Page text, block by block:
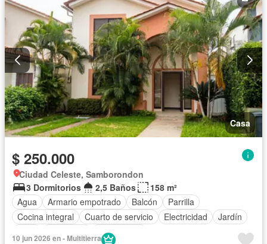
Casa
$ 250.000
Ciudad Celeste, Samborondon
3 Dormitorios
2,5 Baños
158 m²
Agua
Armario empotrado Balcón
Parrilla
Cocina integral
Cuarto de servicio Electricidad
Jardín
Sin amoblar
10 jun 2026 en - Multitierra